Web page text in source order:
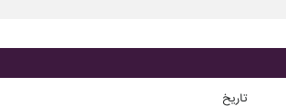
تاریخ